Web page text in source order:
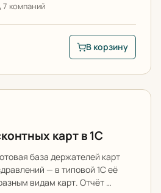
7 компаний
В корзину: Как
В корзину
карт в 1С
карт в 1С
база держателей карт
— в типовой 1С её
видам карт. Отчёт …